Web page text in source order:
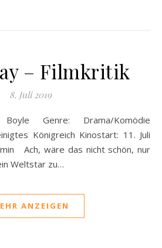
– Filmkritik
8. Juli 2019
Königreich Kinostart: 11. Juli
Ach, wäre das nicht schön, nur
Weltstar zu…
ANZEIGEN